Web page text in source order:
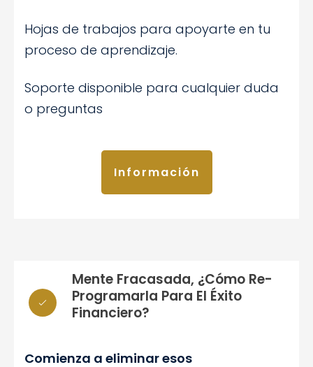
Hojas de trabajos para apoyarte en tu
proceso de aprendizaje.
Soporte disponible para cualquier duda
o preguntas
Información
Mente Fracasada, ¿Cómo Re-
Programarla Para El Éxito
Financiero?
Comienza a eliminar esos